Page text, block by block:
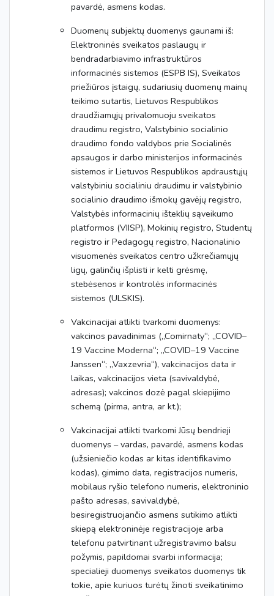
pavardė, asmens kodas.
Duomenų subjektų duomenys gaunami iš:
Elektroninės sveikatos paslaugų ir
bendradarbiavimo infrastruktūros
informacinės sistemos (ESPB IS), Sveikatos
priežiūros įstaigų, sudariusių duomenų mainų
teikimo sutartis, Lietuvos Respublikos
draudžiamųjų privalomuoju sveikatos
draudimu registro, Valstybinio socialinio
draudimo fondo valdybos prie Socialinės
apsaugos ir darbo ministerijos informacinės
sistemos ir Lietuvos Respublikos apdraustųjų
valstybiniu socialiniu draudimu ir valstybinio
socialinio draudimo išmokų gavėjų registro,
Valstybės informacinių išteklių sąveikumo
platformos (VIISP), Mokinių registro, Studentų
registro ir Pedagogų registro, Nacionalinio
visuomenės sveikatos centro užkrečiamųjų
ligų, galinčių išplisti ir kelti grėsmę,
stebėsenos ir kontrolės informacinės
sistemos (ULSKIS).
Vakcinacijai atlikti tvarkomi duomenys:
vakcinos pavadinimas („Comirnaty“; „COVID–
19 Vaccine Moderna“; „COVID–19 Vaccine
Janssen“; „Vaxzevria“), vakcinacijos data ir
laikas, vakcinacijos vieta (savivaldybė,
adresas); vakcinos dozė pagal skiepijimo
schemą (pirma, antra, ar kt.);
Vakcinacijai atlikti tvarkomi Jūsų bendrieji
duomenys – vardas, pavardė, asmens kodas
(užsieniečio kodas ar kitas identifikavimo
kodas), gimimo data, registracijos numeris,
mobilaus ryšio telefono numeris, elektroninio
pašto adresas, savivaldybė,
besiregistruojančio asmens sutikimo atlikti
skiepą elektroninėje registracijoje arba
telefonu patvirtinant užregistravimo balsu
požymis, papildomai svarbi informacija;
specialieji duomenys sveikatos duomenys tik
tokie, apie kuriuos turėtų žinoti sveikatinimo